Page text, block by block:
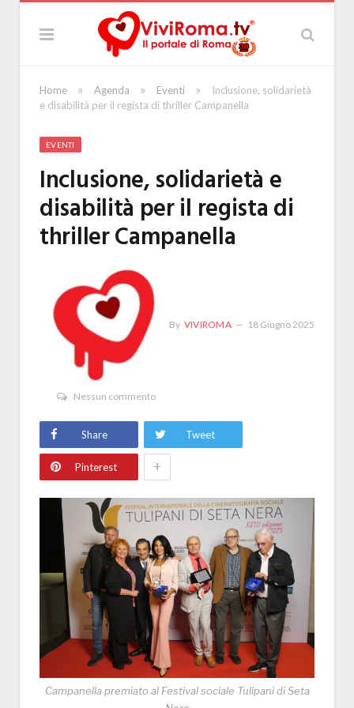
Home » Agenda » Eventi »
Inclusione, solidarietà
e disabilità per il regista di thriller Campanella
EVENTI
Inclusione, solidarietà e
disabilità per il regista di
thriller Campanella
By VIVIROMA 18 Giugno 2025
Nessun commento
Share Tweet
Pinterest +
Campanella premiato al Festival sociale Tulipani di Seta